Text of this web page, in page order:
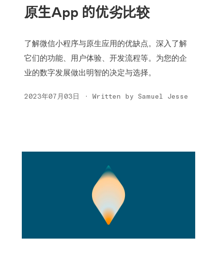
原生App 的优劣比较
了解微信小程序与原生应用的优缺点。深入了解
它们的功能、用户体验、开发流程等。为您的企
业的数字发展做出明智的决定与选择。
2023年07月03日 · Written by Samuel Jesse